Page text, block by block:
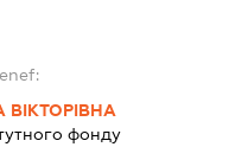
фонду